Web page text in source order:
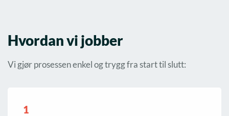
Hvordan vi jobber
Vi gjør prosessen enkel og trygg fra start til slutt:
1